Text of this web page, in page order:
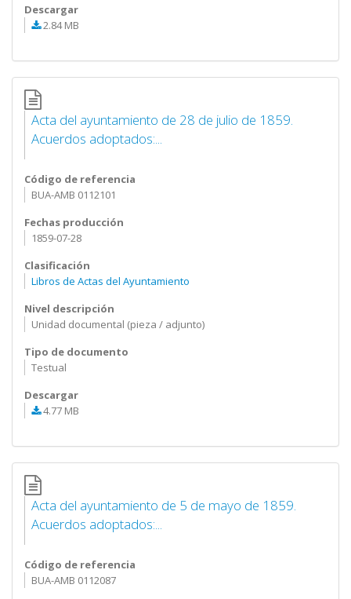
Descargar
2.84 MB
Acta del ayuntamiento de 28 de julio de 1859.
Acuerdos adoptados:...
Código de referencia
BUA-AMB 0112101
Fechas producción
1859-07-28
Clasificación
Libros de Actas del Ayuntamiento
Nivel descripción
Unidad documental (pieza / adjunto)
Tipo de documento
Testual
Descargar
4.77 MB
Acta del ayuntamiento de 5 de mayo de 1859.
Acuerdos adoptados:...
Código de referencia
BUA-AMB 0112087